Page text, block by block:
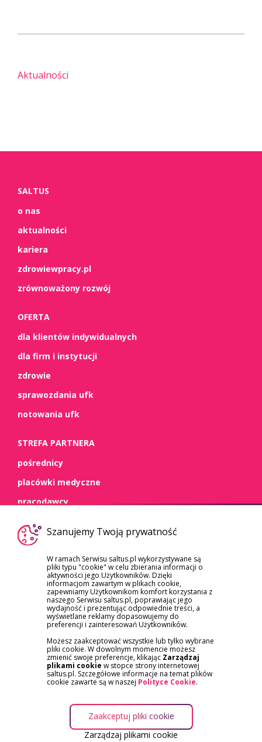
Aktualności
SALTUS
o nas
aktualności
kariera
zdrowiewpracy.pl
zrównoważony rozwój
OFERTA
dla klientów indywidualnych
dla firm i instytucji
zdrowie
sprawozdania ufk
notowania ufk
STREFA PARTNERA
pośrednicy
placówki medyczne
pracodawcy
WSPARCIE
dokumenty
szkody/roszczenia
reklamacje
APLIKACJA SALTUS ZDROWIE
© Saltus Ubezpieczenia
REGULAMINY I POLITYKA COOKIES
Szanujemy Twoją prywatność
W ramach Serwisu saltus.pl wykorzystywane są
pliki typu "cookie" w celu zbierania informacji o
aktywności jego Użytkowników. Dzięki
informacjom zawartym w plikach cookie,
zapewniamy Użytkownikom komfort korzystania z
naszego Serwisu saltus.pl, poprawiając jego
wydajność i prezentując odpowiednie treści, a
wyświetlane reklamy dopasowujemy do
preferencji i zainteresowań Użytkowników.
Możesz zaakceptować wszystkie lub tylko wybrane
pliki cookie. W dowolnym momencie możesz
zmienić swoje preferencje, klikając Zarządzaj
plikami cookie w stopce strony internetowej
saltus.pl. Szczegółowe informacje na temat plików
cookie zawarte są w naszej Polityce Cookie.
Zaakceptuj pliki cookie
Zarządzaj plikami cookie